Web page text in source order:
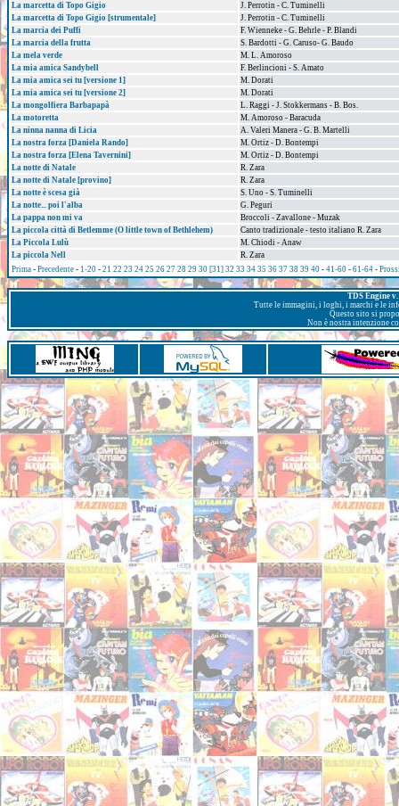
La marcetta di Topo Gigio
J. Perrotin - C. Tuminelli
La marcetta di Topo Gigio [strumentale]
J. Perrotin - C. Tuminelli
La marcia dei Puffi
F. Wienneke - G. Behrle - P. Blandi
La marcia della frutta
S. Bardotti - G. Caruso- G. Baudo
La mela verde
M. L. Amoroso
La mia amica Sandybell
F. Berlincioni - S. Amato
La mia amica sei tu [versione 1]
M. Dorati
La mia amica sei tu [versione 2]
M. Dorati
La mongolfiera Barbapapà
L. Raggi - J. Stokkermans - B. Bos.
La motoretta
M. Amoroso - Baracuda
La ninna nanna di Licia
A. Valeri Manera - G. B. Martelli
La nostra forza [Daniela Rando]
M. Ortiz - D. Bontempi
La nostra forza [Elena Tavernini]
M. Ortiz - D. Bontempi
La notte di Natale
R. Zara
La notte di Natale [provino]
R. Zara
La notte è scesa già
S. Uno - S. Tuminelli
La notte... poi l'alba
G. Peguri
La pappa non mi va
Broccoli - Zavallone - Muzak
La piccola città di Betlemme (O little town of Bethlehem)
Canto tradizionale - testo italiano R. Zara
La Piccola Lulù
M. Chiodi - Anaw
La piccola Nell
R. Zara
Prima - Precedente - 1-20 - 21 22 23 24 25 26 27 28 29 30 [31] 32 33 34 35 36 37 38 39 40 - 41-60 - 61-64 -
TDS Engine
Tutte le immagini, i loghi, i marchi e le
Questo sito si
Non è nostra intenzione